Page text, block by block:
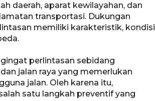
daerah, aparat kewilayahan, dan
transportasi. Dukungan
memiliki karakteristik, kondisi
perlintasan sebidang
jalan raya yang memerlukan
jalan. Oleh karena itu,
satu langkah preventif yang
Kalbar siaga darurat karhutla
hingga November
30 Juli 2026 09:29